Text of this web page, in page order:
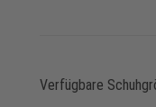
Verfügbare